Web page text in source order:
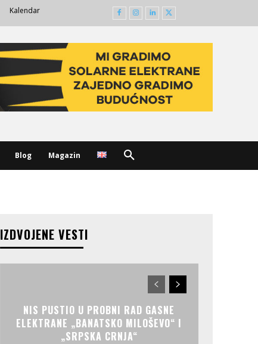
Kalendar
Blog Magazin
IZDVOJENE VESTI
NIS PUSTIO U PROBNI RAD GASNE
ELEKTRANE „BANATSKO MILOŠEVO“ I
„SRPSKA CRNJA“